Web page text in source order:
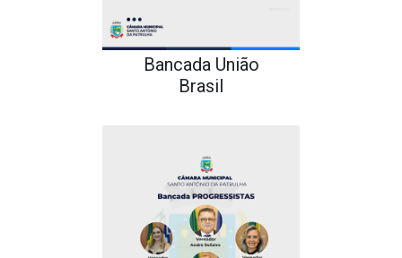
Bancada União
Brasil